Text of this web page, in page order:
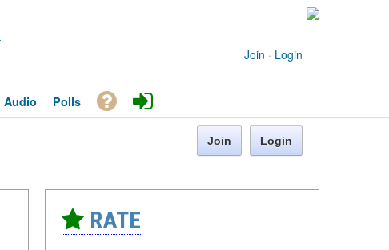
Join · Login
Audio Polls
Join Login
RATE